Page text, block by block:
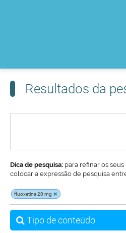
Resultados da
Dica de pesquisa: para refinar os
colocar a expressão de pesquisa
fluoxetina 20 mg
Tipo de conteúdo